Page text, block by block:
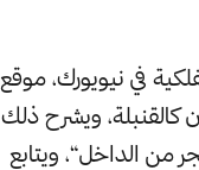
في نيويورك، موقع
كالقنبلة، ويشرح ذلك
من الداخل“، ويتابع